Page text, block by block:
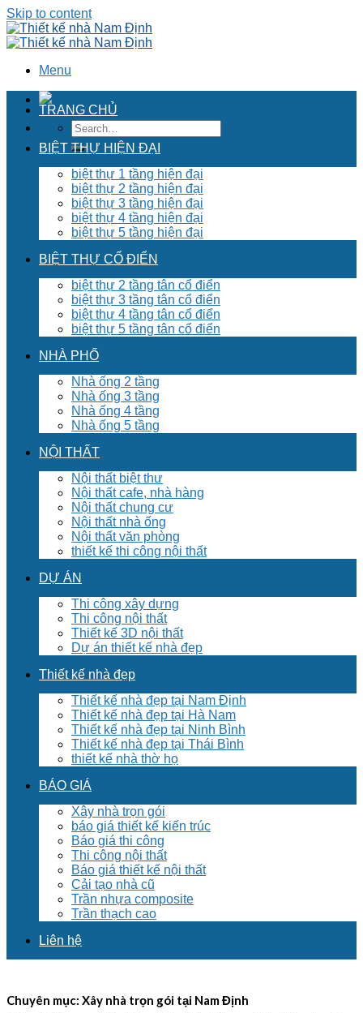
Skip to content
Menu
TRANG CHỦ
BIỆT THỰ HIỆN ĐẠI
biệt thự 1 tầng hiện đại
biệt thự 2 tầng hiện đại
biệt thự 3 tầng hiện đại
biệt thự 4 tầng hiện đại
biệt thự 5 tầng hiện đại
BIỆT THỰ CỔ ĐIỂN
biệt thự 2 tầng tân cổ điển
biệt thự 3 tầng tân cổ điển
biệt thự 4 tầng tân cổ điển
biệt thự 5 tầng tân cổ điển
NHÀ PHỐ
Nhà ống 2 tầng
Nhà ống 3 tầng
Nhà ống 4 tầng
Nhà ống 5 tầng
NỘI THẤT
Nội thất biệt thư
Nội thất cafe, nhà hàng
Nội thất chung cư
Nội thất nhà ống
Nội thất văn phòng
thiết kế thi công nội thất
DỰ ÁN
Thi công xây dựng
Thi công nội thất
Thiết kế 3D nội thất
Dự án thiết kế nhà đẹp
Thiết kế nhà đẹp
Thiết kế nhà đẹp tại Nam Định
Thiết kế nhà đẹp tại Hà Nam
Thiết kế nhà đẹp tại Ninh Bình
Thiết kế nhà đẹp tại Thái Bình
thiết kế nhà thờ họ
BÁO GIÁ
Xây nhà trọn gói
báo giá thiết kế kiến trúc
Báo giá thi công
Thi công nội thất
Báo giá thiết kế nội thất
Cải tạo nhà cũ
Trần nhựa composite
Trần thạch cao
Liên hệ
Chuyên mục: Xây nhà trọn gói tại Nam Định